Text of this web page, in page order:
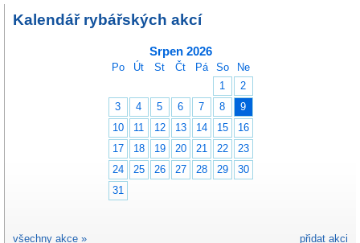
Kalendář rybářských akcí
Srpen 2026
Po Út St Čt Pá So
Ne
1
2
3
4 5 6 7 8
9
10
11 12 13 14 15
16
17
18 19 20 21 22
23
24
25 26 27 28 29
30
31
přidat akci
všechny akce »